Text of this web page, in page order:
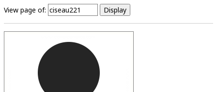
View page of: